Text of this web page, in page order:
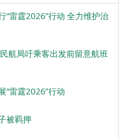
“雷霆2026”行动 全力维护治
航局吁乘客出发前留意航班
“雷霆2026”行动
被羁押